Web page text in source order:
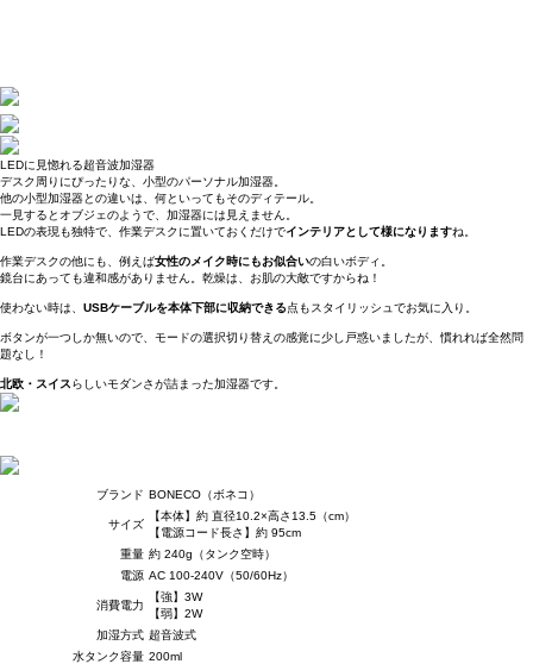
LEDに見惚れる超音波加湿器
デスク周りにぴったりな、小型のパーソナル加湿器。
他の小型加湿器との違いは、何といってもそのディテール。
一見するとオブジェのようで、加湿器には見えません。
LEDの表現も独特で、作業デスクに置いておくだけでインテリアとして様になりますね。
作業デスクの他にも、例えば女性のメイク時にもお似合いの白いボディ。
鏡台にあっても違和感がありません。乾燥は、お肌の大敵ですからね！
使わない時は、 USBケーブルを本体下部に収納できる点もスタイリッシュでお気に入り。
ボタンが一つしか無いので、モードの選択切り替えの感覚に少し戸惑いましたが、慣れれば全然問
題なし！
北欧・スイスらしいモダンさが詰まった加湿器です。
ブランド BONECO（ボネコ）
サイズ
【本体】約 直径10.2×高さ13.5（cm）
【電源コード長さ】約 95cm
重量 約 240g（タンク空時）
電源 AC 100-240V（50/60Hz）
消費電力
【強】3W
【弱】2W
加湿方式 超音波式
水タンク容量 200ml